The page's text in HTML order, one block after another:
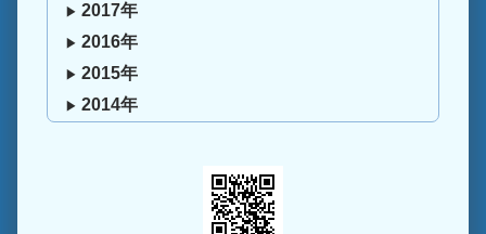
2017年
2016年
2015年
2014年